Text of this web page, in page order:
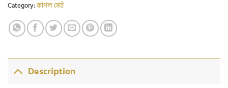
Category:কাপল সেট
Description